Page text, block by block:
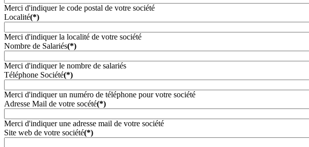
Merci d'indiquer le code postal de votre société
Localité(*)
Merci d'indiquer la localité de votre société
Nombre de Salariés(*)
Merci d'indiquer le nombre de salariés
Téléphone Société(*)
Merci d'indiquer un numéro de téléphone pour votre société
Adresse Mail de votre socété(*)
Merci d'indiquer une adresse mail de votre société
Site web de votre société(*)